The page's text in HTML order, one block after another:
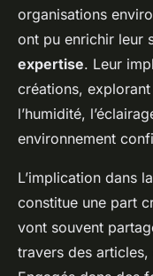
organisations
ont pu enrichir leur
expertise. Leur
créations,
l’humidité,
environnement
L’implication dans la
constitue une part
vont souvent
travers des